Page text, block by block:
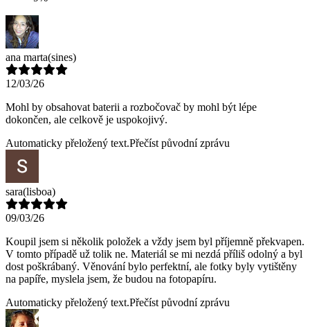
ana marta(sines)
12/03/26
Mohl by obsahovat baterii a rozbočovač by mohl být lépe
dokončen, ale celkově je uspokojivý.
Automaticky přeložený text.Přečíst původní zprávu
sara(lisboa)
09/03/26
Koupil jsem si několik položek a vždy jsem byl příjemně překvapen.
V tomto případě už tolik ne. Materiál se mi nezdá příliš odolný a byl
dost poškrábaný. Věnování bylo perfektní, ale fotky byly vytištěny
na papíře, myslela jsem, že budou na fotopapíru.
Automaticky přeložený text.Přečíst původní zprávu